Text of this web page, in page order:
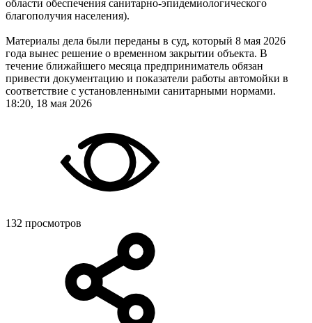
области обеспечения санитарно-эпидемиологического
благополучия населения).
Материалы дела были переданы в суд, который 8 мая 2026
года вынес решение о временном закрытии объекта. В
течение ближайшего месяца предприниматель обязан
привести документацию и показатели работы автомойки в
соответствие с установленными санитарными нормами.
18:20, 18 мая 2026
132 просмотров